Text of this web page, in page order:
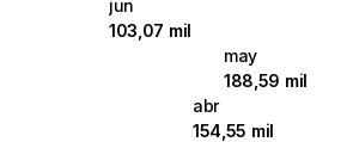
jun
103,07 mil
may
188,59 mil
abr
154,55 mil